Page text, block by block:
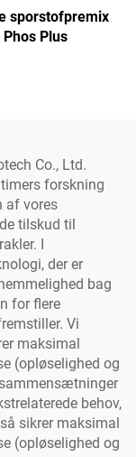
sporstofpremix
Phos Plus
Co., Ltd.
forskning
af vores
tilskud til
I
der er
bag
for flere
Vi
maksimal
(opløselighed og
behov,
sikrer maksimal
(opløselighed og